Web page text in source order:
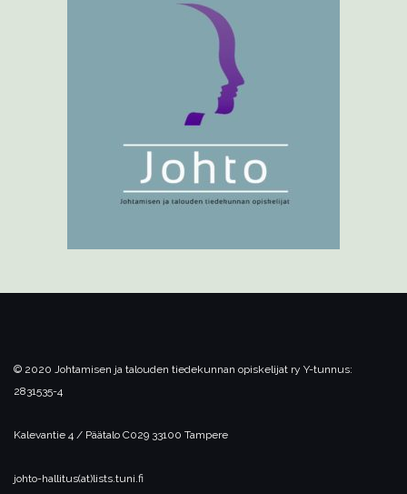
© 2020 Johtamisen ja talouden tiedekunnan opiskelijat ry Y-tunnus:
2831535-4
Kalevantie 4 / Päätalo C029 33100 Tampere
johto-hallitus(at)lists.tuni.fi